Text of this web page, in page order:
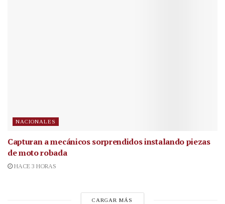
NACIONALES
Capturan a mecánicos sorprendidos instalando piezas
de moto robada
HACE 3 HORAS
CARGAR MÁS